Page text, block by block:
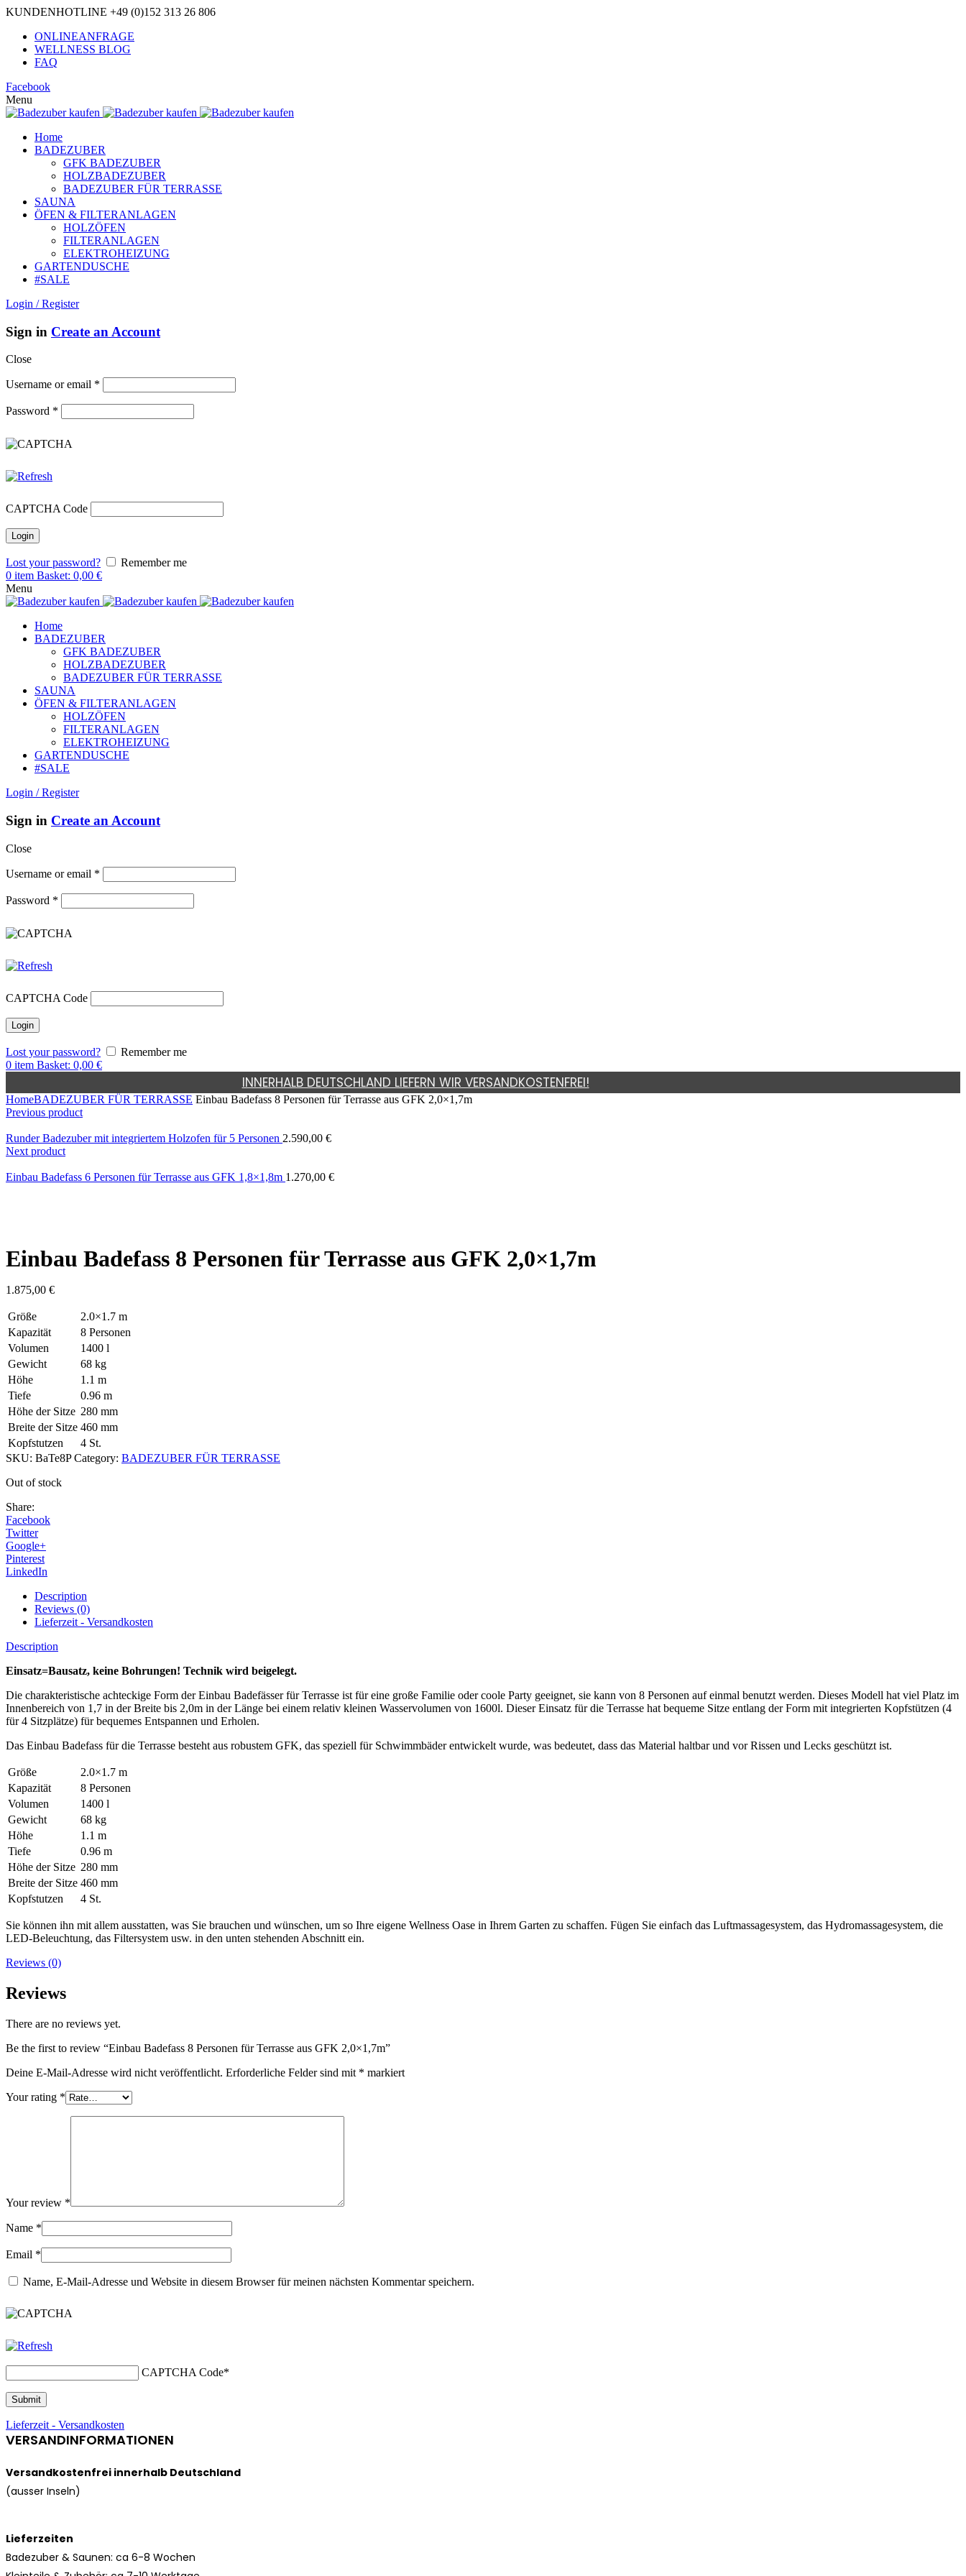
KUNDENHOTLINE +49 (0)152 313 26 806
ONLINEANFRAGE
WELLNESS BLOG
FAQ
Facebook
Menu
Home
BADEZUBER
GFK BADEZUBER
HOLZBADEZUBER
BADEZUBER FÜR TERRASSE
SAUNA
ÖFEN & FILTERANLAGEN
HOLZÖFEN
FILTERANLAGEN
ELEKTROHEIZUNG
GARTENDUSCHE
#SALE
Login / Register
Sign in Create an Account
Close
Username or email *
Password *
CAPTCHA Code
Lost your password?
Remember me
0 item Basket: 0,00 €
Menu
Home
BADEZUBER
GFK BADEZUBER
HOLZBADEZUBER
BADEZUBER FÜR TERRASSE
SAUNA
ÖFEN & FILTERANLAGEN
HOLZÖFEN
FILTERANLAGEN
ELEKTROHEIZUNG
GARTENDUSCHE
#SALE
Login / Register
Sign in Create an Account
Close
Username or email *
Password *
CAPTCHA Code
Lost your password?
Remember me
0 item Basket: 0,00 €
INNERHALB DEUTSCHLAND LIEFERN WIR VERSANDKOSTENFREI!
HomeBADEZUBER FÜR TERRASSE Einbau Badefass 8 Personen für Terrasse aus GFK 2,0×1,7m
Previous product
Runder Badezuber mit integriertem Holzofen für 5 Personen 2.590,00 €
Next product
Einbau Badefass 6 Personen für Terrasse aus GFK 1,8×1,8m 1.270,00 €
Einbau Badefass 8 Personen für Terrasse aus GFK 2,0×1,7m
1.875,00 €
Größe
2.0×1.7 m
Kapazität
8 Personen
Volumen
1400 l
Gewicht
68 kg
Höhe
1.1 m
Tiefe
0.96 m
Höhe der Sitze 280 mm
Breite der Sitze 460 mm
Kopfstutzen
4 St.
SKU: BaTe8P Category: BADEZUBER FÜR TERRASSE
Out of stock
Share:
Facebook
Twitter
Google+
Pinterest
LinkedIn
Description
Reviews (0)
Lieferzeit - Versandkosten
Description
Einsatz=Bausatz, keine Bohrungen! Technik wird beigelegt.
Die charakteristische achteckige Form der Einbau Badefässer für Terrasse ist für eine große Familie oder coole Party geeignet, sie kann von 8 Personen auf einmal benutzt werden. Dieses Modell hat viel Platz im
Innenbereich von 1,7 in der Breite bis 2,0m in der Länge bei einem relativ kleinen Wasservolumen von 1600l. Dieser Einsatz für die Terrasse hat bequeme Sitze entlang der Form mit integrierten Kopfstützen (4
für 4 Sitzplätze) für bequemes Entspannen und Erholen.
Das Einbau Badefass für die Terrasse besteht aus robustem GFK, das speziell für Schwimmbäder entwickelt wurde, was bedeutet, dass das Material haltbar und vor Rissen und Lecks geschützt ist.
Größe
2.0×1.7 m
Kapazität
8 Personen
Volumen
1400 l
Gewicht
68 kg
Höhe
1.1 m
Tiefe
0.96 m
Höhe der Sitze 280 mm
Breite der Sitze 460 mm
Kopfstutzen
4 St.
Sie können ihn mit allem ausstatten, was Sie brauchen und wünschen, um so Ihre eigene Wellness Oase in Ihrem Garten zu schaffen. Fügen Sie einfach das Luftmassagesystem, das Hydromassagesystem, die
LED-Beleuchtung, das Filtersystem usw. in den unten stehenden Abschnitt ein.
Reviews (0)
Reviews
There are no reviews yet.
Be the first to review “Einbau Badefass 8 Personen für Terrasse aus GFK 2,0×1,7m”
Deine E-Mail-Adresse wird nicht veröffentlicht. Erforderliche Felder sind mit * markiert
Your rating *
Your review *
Name *
Email *
Name, E-Mail-Adresse und Website in diesem Browser für meinen nächsten Kommentar speichern.
CAPTCHA Code*
Lieferzeit - Versandkosten
VERSANDINFORMATIONEN
Versandkostenfrei innerhalb Deutschland
(ausser Inseln)
Lieferzeiten
Badezuber & Saunen: ca 6-8 Wochen